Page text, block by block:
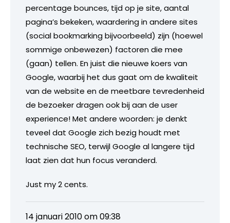
percentage bounces, tijd op je site, aantal
pagina’s bekeken, waardering in andere sites
(social bookmarking bijvoorbeeld) zijn (hoewel
sommige onbewezen) factoren die mee
(gaan) tellen. En juist die nieuwe koers van
Google, waarbij het dus gaat om de kwaliteit
van de website en de meetbare tevredenheid
de bezoeker dragen ook bij aan de user
experience! Met andere woorden: je denkt
teveel dat Google zich bezig houdt met
technische SEO, terwijl Google al langere tijd
laat zien dat hun focus veranderd.
Just my 2 cents.
14 januari 2010 om 09:38